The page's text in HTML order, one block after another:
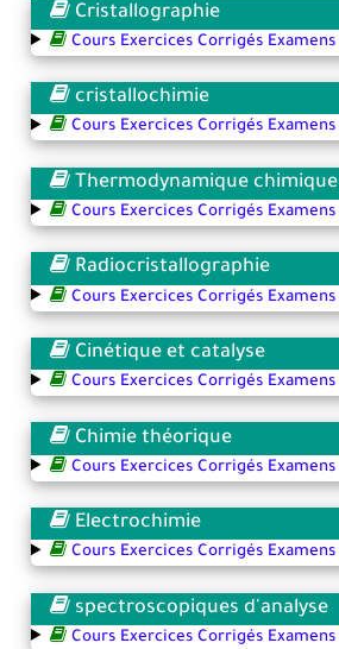
Cristallographie
Cours Exercices Corrigés Examens
cristallochimie
Cours Exercices Corrigés Examens
Thermodynamique chimique
Cours Exercices Corrigés Examens
Radiocristallographie
Cours Exercices Corrigés Examens
Cinétique et catalyse
Cours Exercices Corrigés Examens
Chimie théorique
Cours Exercices Corrigés Examens
Electrochimie
Cours Exercices Corrigés Examens
spectroscopiques d'analyse
Cours Exercices Corrigés Examens